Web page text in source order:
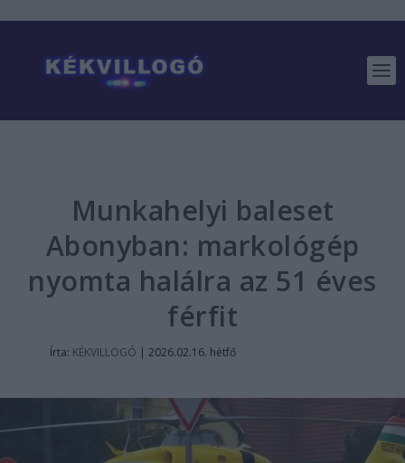
Munkahelyi baleset
Abonyban: markológép
nyomta halálra az 51 éves
férfit
Írta: KÉKVILLOGÓ | 2026.02.16. hétfő